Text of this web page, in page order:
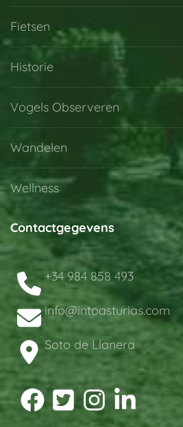
Fietsen
Historie
Vogels Observeren
Wandelen
Wellness
Contactgegevens
+34 984 858 493
info@intoasturias.com
Soto de Llanera